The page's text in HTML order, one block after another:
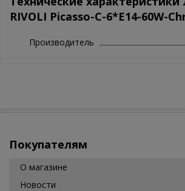
RIVOLI Picasso-C-6*E14-60W-
Производитель
Покупателям
О магазине
Новости